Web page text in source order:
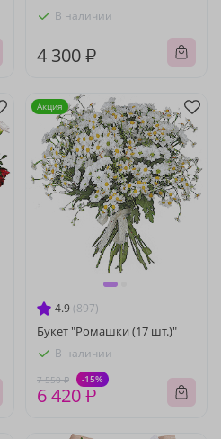
В наличии
4 300 ₽
4.9 (897)
Букет "Ромашки (17 шт.)"
В наличии
7 550 ₽ -15%
6 420 ₽
Акция